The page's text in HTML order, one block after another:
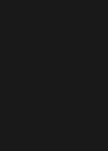
ventana)
ventana)